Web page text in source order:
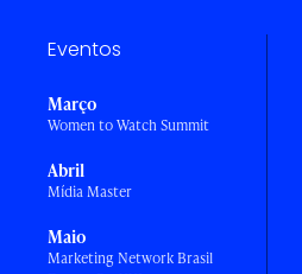
Eventos
Março
Women to Watch Summit
Abril
Mídia Master
Maio
Marketing Network Brasil